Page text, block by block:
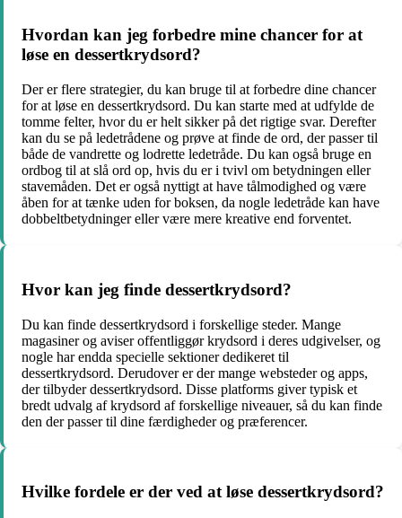
Hvordan kan jeg forbedre mine chancer for at
løse en dessertkrydsord?
Der er flere strategier, du kan bruge til at forbedre dine chancer
for at løse en dessertkrydsord. Du kan starte med at udfylde de
tomme felter, hvor du er helt sikker på det rigtige svar. Derefter
kan du se på ledetrådene og prøve at finde de ord, der passer til
både de vandrette og lodrette ledetråde. Du kan også bruge en
ordbog til at slå ord op, hvis du er i tvivl om betydningen eller
stavemåden. Det er også nyttigt at have tålmodighed og være
åben for at tænke uden for boksen, da nogle ledetråde kan have
dobbeltbetydninger eller være mere kreative end forventet.
Hvor kan jeg finde dessertkrydsord?
Du kan finde dessertkrydsord i forskellige steder. Mange
magasiner og aviser offentliggør krydsord i deres udgivelser, og
nogle har endda specielle sektioner dedikeret til
dessertkrydsord. Derudover er der mange websteder og apps,
der tilbyder dessertkrydsord. Disse platforms giver typisk et
bredt udvalg af krydsord af forskellige niveauer, så du kan finde
den der passer til dine færdigheder og præferencer.
Hvilke fordele er der ved at løse dessertkrydsord?